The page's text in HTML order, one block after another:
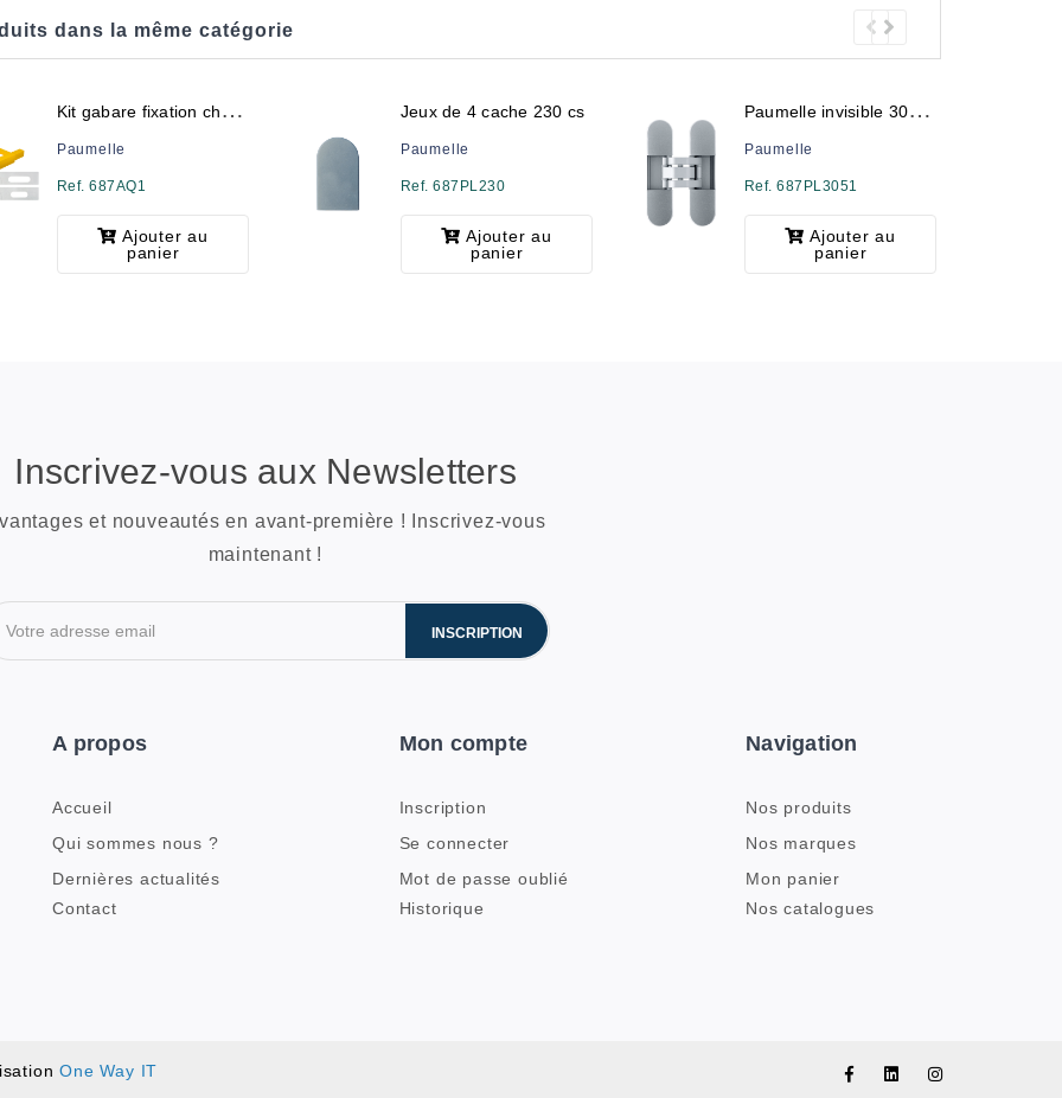
dans la même catégorie
K
it gabare fixation charnière invi 23
Paumelle
Ref. 687AQ1
Ajouter au
panier
Jeux de 4 cache 230 cs
Paumelle
Ref. 687PL230
Ajouter au
panier
P
aumelle invisible 3051 ns/cache j205
Paumelle
Ref. 687PL3051
Ajouter au
panier
Inscrivez-vous aux Newsletters
et nouveautés en avant-première ! Inscrivez-vous
maintenant !
INSCRIPTION
A propos
Accueil
Qui sommes nous ?
Dernières actualités
Contact
Mon compte
Inscription
Se connecter
Mot de passe oublié
Historique
Navigation
Nos produits
Nos marques
Mon panier
Nos catalogues
One Way IT